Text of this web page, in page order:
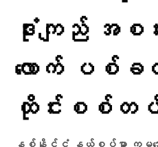
ဒုံးကျည် အ
လောက် ပစ်
ထိုင်းစစ်